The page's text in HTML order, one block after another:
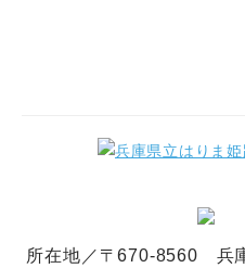
所在地／〒670-8560 兵